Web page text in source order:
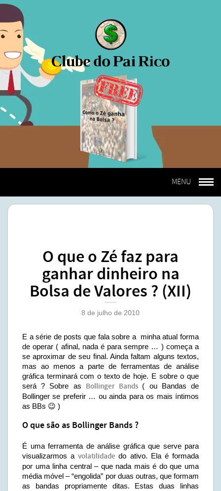
O que o Zé faz para
ganhar dinheiro na
Bolsa de Valores ? (XII)
8 de julho de 2010
E a série de posts que fala sobre a minha atual forma
de operar ( afinal, nada é para sempre … ) começa a
se aproximar de seu final. Ainda faltam alguns textos,
mas ao menos a parte de ferramentas de análise
gráfica terminará com o texto de hoje. E sobre o que
será ? Sobre as Bollinger Bands ( ou Bandas de
Bollinger se preferir … ou ainda para os mais íntimos
as BBs 😉 )
O que são as Bollinger Bands ?
É uma ferramenta de análise gráfica que serve para
visualizarmos avolatilidadedo ativo. Ela é formada
por uma linha central – que nada mais é do que uma
média móvel – “engolida” por duas outras, que formam
as bandas propriamente ditas. Estas duas linhas